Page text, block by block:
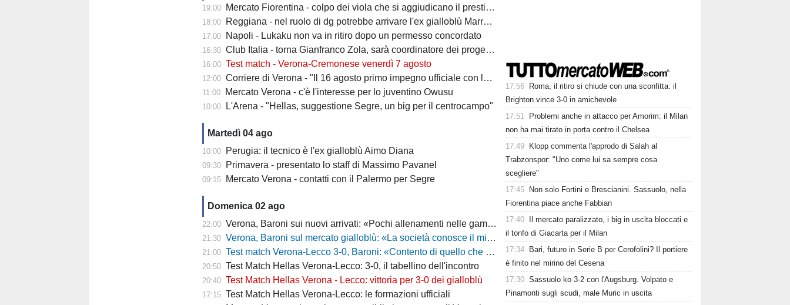
19:00 Mercato Fiorentina - colpo dei viola che si aggiudicano il prestito dal Real di Mastantuono
18:00 Reggiana - nel ruolo di dg potrebbe arrivare l'ex gialloblù Marroccu
17:00 Napoli - Lukaku non va in ritiro dopo un permesso concordato
16:30 Club Italia - torna Gianfranco Zola, sarà coordinatore dei progetti delle attività giovanili
16:00 Test match - Verona-Cremonese venerdì 7 agosto
12:00 Corriere di Verona - "Il 16 agosto primo impegno ufficiale con la Coppa Italia"
11:00 Mercato Verona - c'è l'interesse per lo juventino Owusu
10:00 L'Arena - "Hellas, suggestione Segre, un big per il centrocampo"
Martedì 04 ago
10:00 Perugia: il tecnico è l'ex gialloblù Aimo Diana
09:30 Primavera - presentato lo staff di Massimo Pavanel
09:15 Mercato Verona - contatti con il Palermo per Segre
Domenica 02 ago
22:00 Verona, Baroni sui nuovi arrivati: «Pochi allenamenti nelle gambe, era importante metterli in campo»
21:30 Verona, Baroni sul mercato gialloblù: «La società conosce il mio progetto, la mia garanzia è Sogliano»
21:00 Test match Verona-Lecco 3-0, Baroni: «Contento di quello che ho visto, la strada è questa e non torneremo indietro»
20:50 Test Match Hellas Verona-Lecco: 3-0, il tabellino dell'incontro
20:40 Test Match Hellas Verona - Lecco: vittoria per 3-0 dei gialloblù
17:15 Test Match Hellas Verona-Lecco: le formazioni ufficiali
17:56
Roma, il ritiro si chiude con una sconfitta: il
Brighton vince 3-0 in amichevole
17:51
Problemi anche in attacco per Amorim: il Milan
non ha mai tirato in porta contro il Chelsea
17:49
Klopp commenta l'approdo di Salah al
Trabzonspor: "Uno come lui sa sempre cosa
scegliere"
17:45
Non solo Fortini e Brescianini. Sassuolo, nella
Fiorentina piace anche Fabbian
17:40
Il mercato paralizzato, i big in uscita bloccati e
il tonfo di Giacarta per il Milan
17:34
Bari, futuro in Serie B per Cerofolini? Il portiere
è finito nel mirino del Cesena
17:30 Sassuolo ko 3-2 con l'Augsburg. Volpato e
Pinamonti sugli scudi, male Muric in uscita